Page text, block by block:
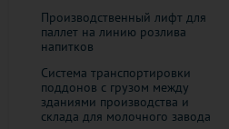
Производственный лифт для
паллет на линию розлива
напитков
Система транспортировки
поддонов с грузом между
зданиями производства и
склада для молочного завода